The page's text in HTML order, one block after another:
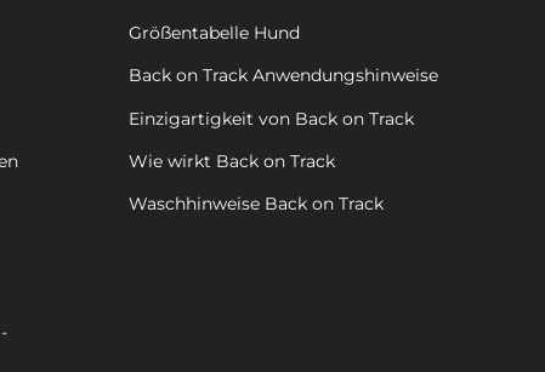
Größentabelle Hund
Back on Track Anwendungshinweise
Einzigartigkeit von Back on Track
Wie wirkt Back on Track
Waschhinweise Back on Track